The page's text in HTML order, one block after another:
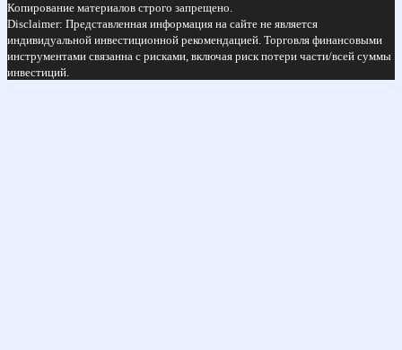
Копирование материалов строго запрещено.
Disclaimer: Представленная информация на сайте не является
индивидуальной инвестиционной рекомендацией. Торговля финансовыми
инструментами связанна с рисками, включая риск потери части/всей суммы
инвестиций.